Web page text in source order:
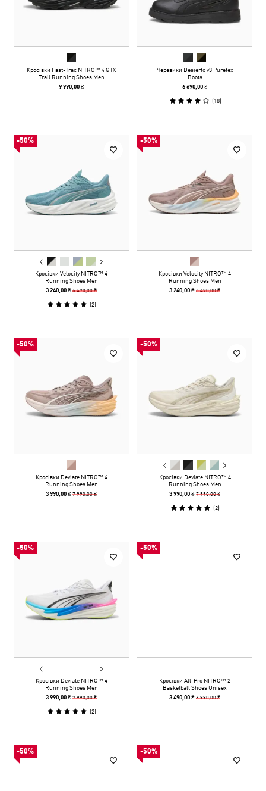
Кросівки Fast-Trac NITRO™ 4 GTX
Trail Running Shoes Men
9 990,00 ₴
Черевики Desierto v3 Puretex
Boots
6 690,00 ₴
(18)
-50%
Кросівки Velocity NITRO™ 4
Running Shoes Men
3 240,00 ₴6 490,00 ₴
(2)
-50%
Кросівки Velocity NITRO™ 4
Running Shoes Men
3 240,00 ₴6 490,00 ₴
-50%
Кросівки Deviate NITRO™ 4
Running Shoes Men
3 990,00 ₴7 990,00 ₴
-50%
Кросівки Deviate NITRO™ 4
Running Shoes Men
3 990,00 ₴7 990,00 ₴
(2)
-50%
Кросівки Deviate NITRO™ 4
Running Shoes Men
3 990,00 ₴7 990,00 ₴
(2)
-50%
Кросівки All-Pro NITRO™ 2
Basketball Shoes Unisex
3 490,00 ₴6 990,00 ₴
-50% -50%